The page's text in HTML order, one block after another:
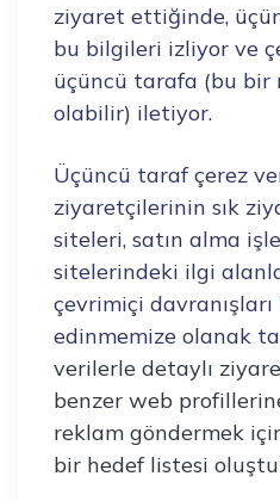
ziyaret ettiğinde,
bu bilgileri izliyor ve
üçüncü tarafa (bu bir
olabilir) iletiyor.
Üçüncü taraf çerez
ziyaretçilerinin sık
siteleri, satın alma
sitelerindeki ilgi
çevrimiçi
edinmemize olanak
verilerle detaylı
benzer web
reklam göndermek
bir hedef listesi